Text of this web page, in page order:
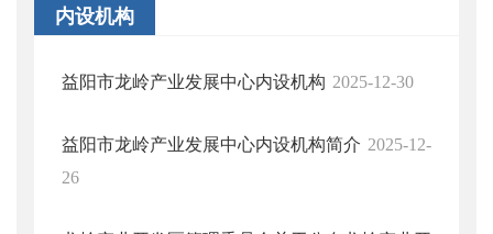
内设机构
益阳市龙岭产业发展中心内设机构 2025-12-30
益阳市龙岭产业发展中心内设机构简介 2025-12-
26